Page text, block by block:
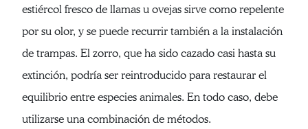
estiércol fresco de llamas u ovejas sirve como repelente
por su olor, y se puede recurrir también a la instalación
de trampas. El zorro, que ha sido cazado casi hasta su
extinción, podría ser reintroducido para restaurar el
equilibrio entre especies animales. En todo caso, debe
utilizarse una combinación de métodos.